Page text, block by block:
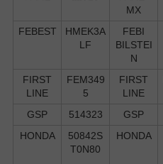
MX
FEBEST
HMEK3A
LF
FEBI
BILSTEI
N
FIRST
LINE
FEM349
5
FIRST
LINE
GSP 514323 GSP
HONDA
50842S
T0N80
HONDA